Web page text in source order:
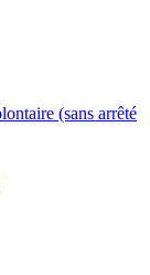
(sans arrêté